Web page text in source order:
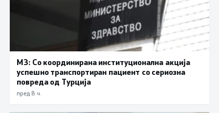
МЗ: Со координирана институционална акција
успешно транспортиран пациент со сериозна
повреда од Турција
пред 8 ч.